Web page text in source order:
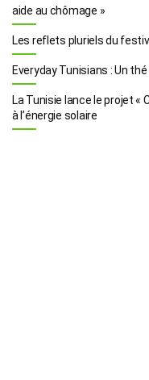
aide au chômage »
Les reflets pluriels du
Everyday Tunisians : Un
La Tunisie lance le projet «
à l’énergie solaire